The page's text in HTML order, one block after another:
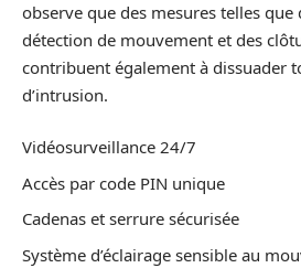
observe que des mesures telles que
détection de mouvement et des
contribuent également à dissuader
d’intrusion.
Vidéosurveillance 24/7
Accès par code PIN unique
Cadenas et serrure sécurisée
Système d’éclairage sensible au